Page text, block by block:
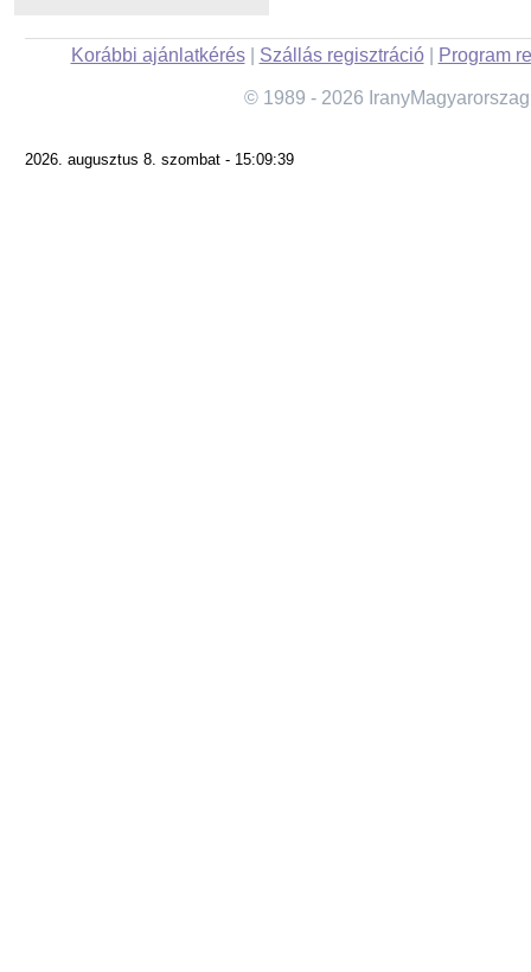
Korábbi ajánlatkérés| Szállás regisztráció| Program
© 1989 - 2026
2026. augusztus 8. szombat - 15:09:39